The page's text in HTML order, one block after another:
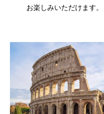
お楽しみいただけます。